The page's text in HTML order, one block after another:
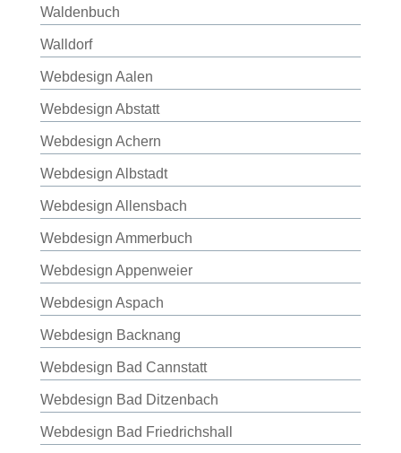
Waldenbuch
Walldorf
Webdesign Aalen
Webdesign Abstatt
Webdesign Achern
Webdesign Albstadt
Webdesign Allensbach
Webdesign Ammerbuch
Webdesign Appenweier
Webdesign Aspach
Webdesign Backnang
Webdesign Bad Cannstatt
Webdesign Bad Ditzenbach
Webdesign Bad Friedrichshall